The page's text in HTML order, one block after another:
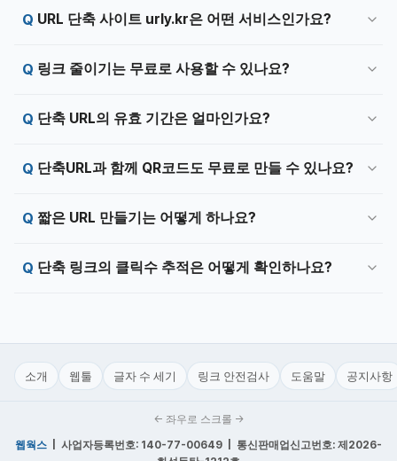
URL 단축 사이트 urly.kr은 어떤 서비스인가요?
링크 줄이기는 무료로 사용할 수 있나요?
단축 URL의 유효 기간은 얼마인가요?
단축URL과 함께 QR코드도 무료로 만들 수 있나요?
짧은 URL 만들기는 어떻게 하나요?
단축 링크의 클릭수 추적은 어떻게 확인하나요?
소개 웹툴 글자 수 세기 링크 안전검사 도움말 공지사항
← 좌우로 스크롤 →
웹웍스 | 사업자등록번호: 140-77-00649 | 통신판매업신고번호: 제2026-